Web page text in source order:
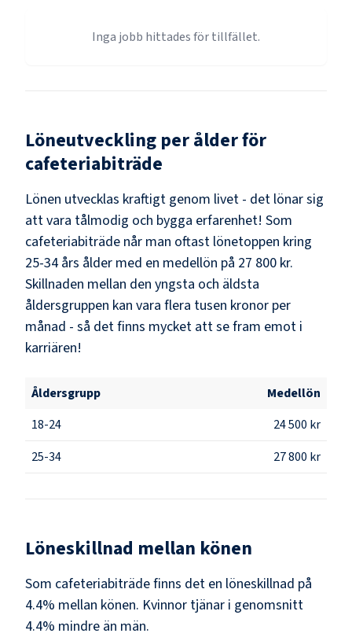
Inga jobb hittades för tillfället.
Löneutveckling per ålder för
cafeteriabiträde
Lönen utvecklas kraftigt genom livet - det lönar sig
att vara tålmodig och bygga erfarenhet! Som
cafeteriabiträde når man oftast lönetoppen kring
25-34 års ålder med en medellön på 27 800 kr.
Skillnaden mellan den yngsta och äldsta
åldersgruppen kan vara flera tusen kronor per
månad - så det finns mycket att se fram emot i
karriären!
Åldersgrupp
Medellön
18-24
24 500 kr
25-34
27 800 kr
Löneskillnad mellan könen
Som cafeteriabiträdefinns det en löneskillnad på
4.4% mellan könen. Kvinnor tjänar i genomsnitt
4.4% mindre än män.